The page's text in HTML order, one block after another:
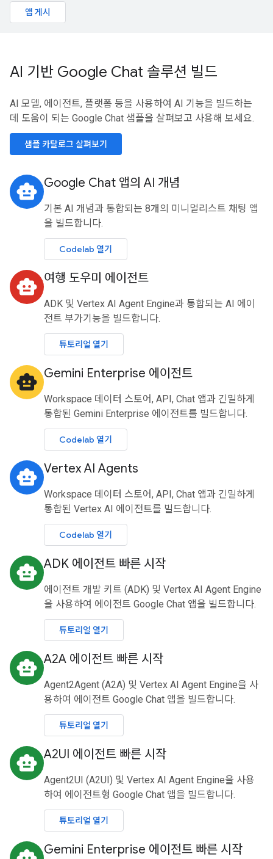
앱 게시
AI 기반 Google Chat 솔루션 빌드
AI 모델, 에이전트, 플랫폼 등을 사용하여 AI 기능을 빌드하는
데 도움이 되는 Google Chat 샘플을 살펴보고 사용해 보세요.
샘플 카탈로그 살펴보기
smart_toy Google Chat 앱의 AI 개념
기본 AI 개념과 통합되는 8개의 미니멀리스트 채팅 앱
을 빌드합니다.
Codelab 열기
smart_toy 여행 도우미 에이전트
ADK 및 Vertex AI Agent Engine과 통합되는 AI 에이
전트 부가기능을 빌드합니다.
튜토리얼 열기
smart_toy Gemini Enterprise 에이전트
Workspace 데이터 스토어, API, Chat 앱과 긴밀하게
통합된 Gemini Enterprise 에이전트를 빌드합니다.
Codelab 열기
smart_toy Vertex AI Agents
Workspace 데이터 스토어, API, Chat 앱과 긴밀하게
통합된 Vertex AI 에이전트를 빌드합니다.
Codelab 열기
smart_toy ADK 에이전트 빠른 시작
에이전트 개발 키트 (ADK) 및 Vertex AI Agent Engine
을 사용하여 에이전트 Google Chat 앱을 빌드합니다.
튜토리얼 열기
smart_toy A2A 에이전트 빠른 시작
Agent2Agent (A2A) 및 Vertex AI Agent Engine을 사
용하여 에이전트 Google Chat 앱을 빌드합니다.
튜토리얼 열기
smart_toy A2UI 에이전트 빠른 시작
Agent2UI (A2UI) 및 Vertex AI Agent Engine을 사용
하여 에이전트형 Google Chat 앱을 빌드합니다.
튜토리얼 열기
Gemini Enterprise 에이전트 빠른 시작